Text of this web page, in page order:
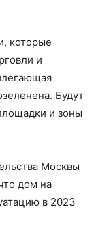
которые
и
Будут
и зоны
Москвы
дом на
в 2023